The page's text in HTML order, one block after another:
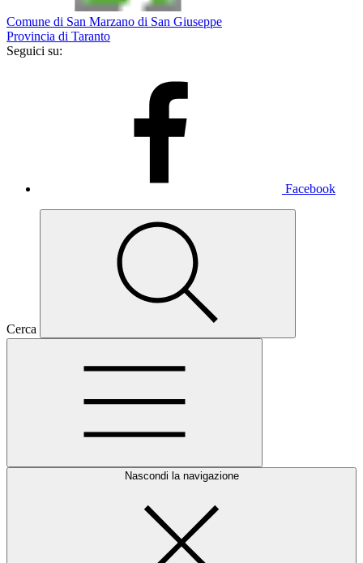
Comune di San Marzano di San Giuseppe
Provincia di Taranto
Seguici su:
Facebook
Cerca
Nascondi la navigazione